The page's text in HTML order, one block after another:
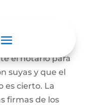
y contenido
documento
el notario para
suyas y que el
es cierto. La
firmas de los